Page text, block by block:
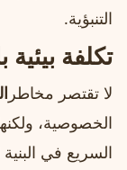
التنبؤية.
تكلفة بيئية
لا تقتصر مخاطر
الخصوصية،
السريع في البنية